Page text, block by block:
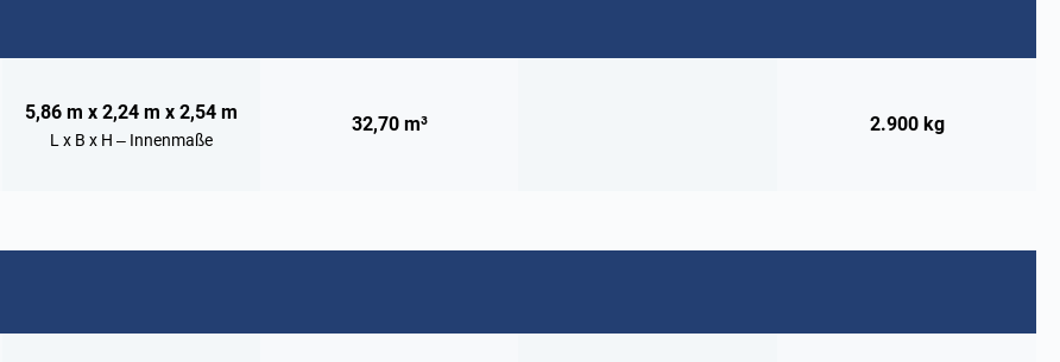
5,86 m x 2,24 m x 2,54 m
L x B x H – Innenmaße
32,70 m³ 2.900 kg